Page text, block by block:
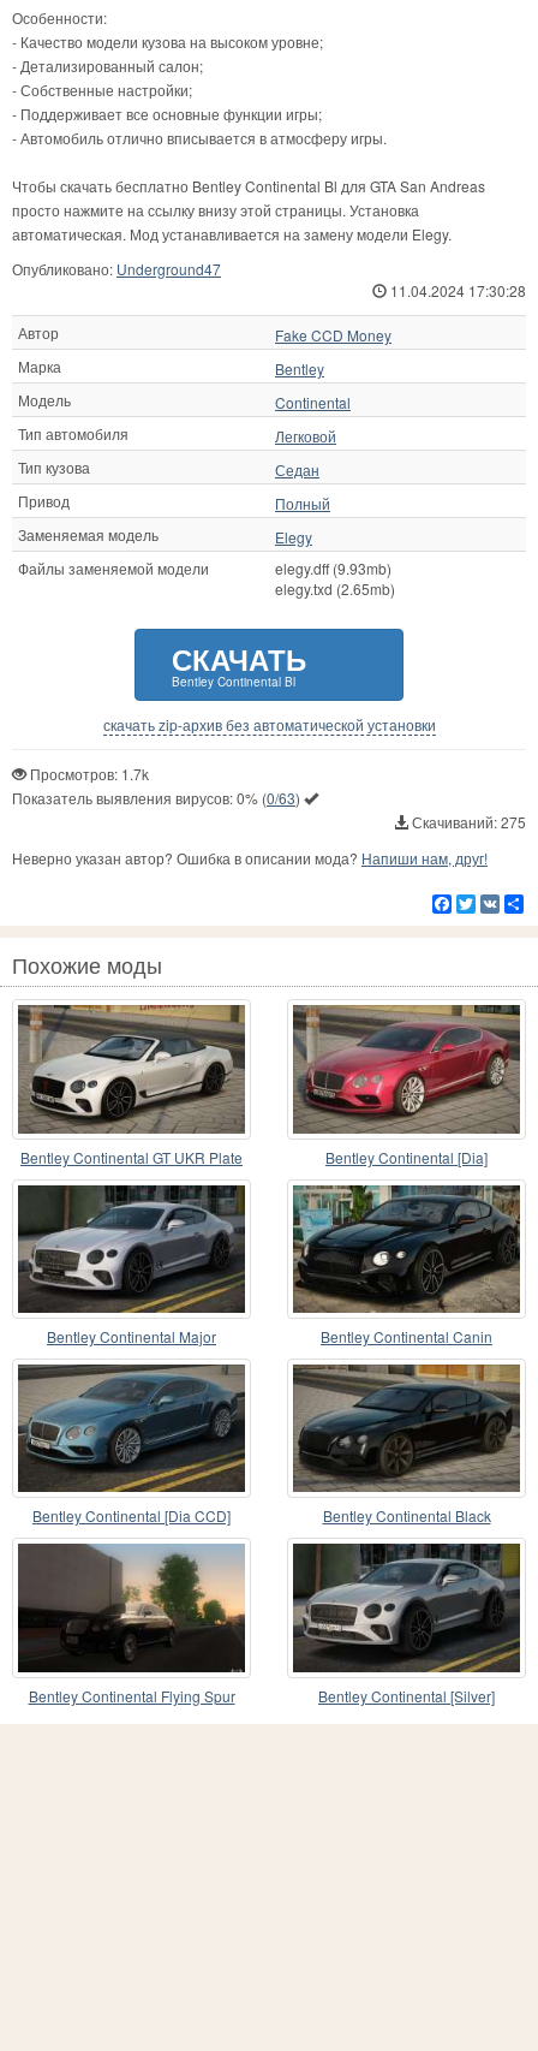
Особенности:
- Качество модели кузова на высоком уровне;
- Детализированный салон;
- Собственные настройки;
- Поддерживает все основные функции игры;
- Автомобиль отлично вписывается в атмосферу игры.
Чтобы скачать бесплатно Bentley Continental Bl для GTA San Andreas
просто нажмите на ссылку внизу этой страницы. Установка
автоматическая. Мод устанавливается на замену модели Elegy.
Опубликовано: Underground47
11.04.2024 17:30:28
Автор
Fake CCD Money
Марка
Bentley
Модель
Continental
Тип автомобиля
Легковой
Тип кузова
Седан
Привод
Полный
Заменяемая модель
Elegy
Файлы заменяемой модели
elegy.dff (9.93mb)
elegy.txd (2.65mb)
СКАЧАТЬ
Bentley Continental Bl
скачать zip-архив без автоматической установки
Просмотров: 1.7k
Показатель выявления вирусов:0% (0/63)
Скачиваний: 275
Неверно указан автор? Ошибка в описании мода? Напиши нам, друг!
Facebook
Twitter
VK
Похожие моды
Bentley Continental GT UKR Plate Bentley Continental [Dia]
Bentley Continental Major Bentley Continental Canin
Bentley Continental [Dia CCD] Bentley Continental Black
Bentley Continental Flying Spur Bentley Continental [Silver]